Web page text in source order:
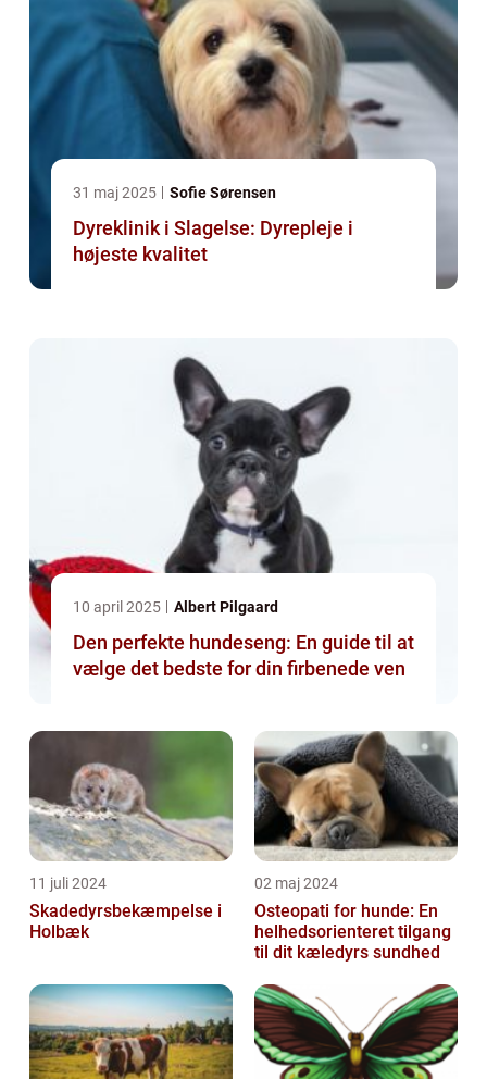
31 maj 2025 Sofie Sørensen
Dyreklinik i Slagelse: Dyrepleje i
højeste kvalitet
10 april 2025 Albert Pilgaard
Den perfekte hundeseng: En guide til at
vælge det bedste for din firbenede ven
11 juli 2024
Skadedyrsbekæmpelse i
Holbæk
02 maj 2024
Osteopati for hunde: En
helhedsorienteret tilgang
til dit kæledyrs sundhed